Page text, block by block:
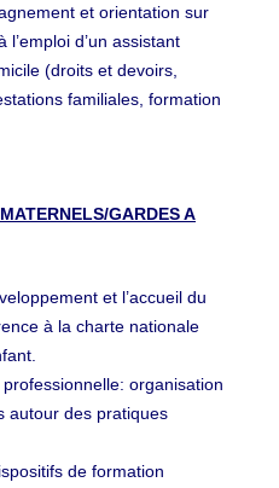
et orientation sur
d’un assistant
(droits et devoirs,
familiales, formation
GARDES A
et l’accueil du
à la charte nationale
organisation
autour des pratiques
de formation